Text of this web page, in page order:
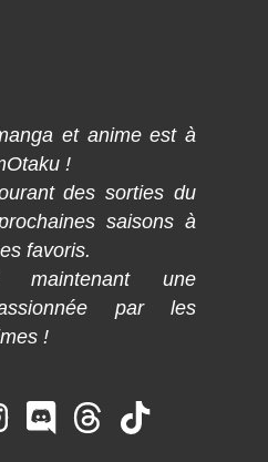
et anime est à
!
des sorties du
saisons à
favoris.
maintenant une
par les
!